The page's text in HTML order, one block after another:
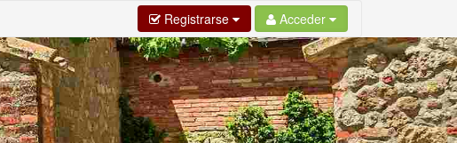
Registrarse Acceder